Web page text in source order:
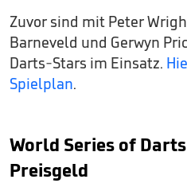
Zuvor sind mit Peter
Barneveld und Gerwyn
Darts-Stars im Einsatz.
Spielplan.
World Series of
Preisgeld